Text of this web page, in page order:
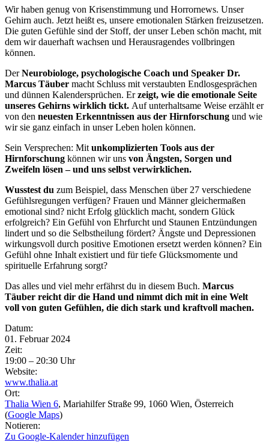
Wir haben genug von Krisenstimmung und Horrornews. Unser
Gehirn auch. Jetzt heißt es, unsere emotionalen Stärken freizusetzen.
Die guten Gefühle sind der Stoff, der unser Leben schön macht, mit
dem wir dauerhaft wachsen und Herausragendes vollbringen
können.
DerNeurobiologe, psychologische Coach und Speaker Dr.
Marcus Täuber macht Schluss mit verstaubten Endlosgesprächen
und dünnen Kalendersprüchen. Erzeigt, wie die emotionale Seite
unseres Gehirns wirklich tickt. Auf unterhaltsame Weise erzählt er
von den neuesten Erkenntnissen aus der Hirnforschung und wie
wir sie ganz einfach in unser Leben holen können.
Sein Versprechen: Mit unkomplizierten Tools aus der
Hirnforschung können wir uns von Ängsten, Sorgen und
Zweifeln lösen – und uns selbst verwirklichen.
Wusstest du zum Beispiel, dass Menschen über 27 verschiedene
Gefühlsregungen verfügen? Frauen und Männer gleichermaßen
emotional sind? nicht Erfolg glücklich macht, sondern Glück
erfolgreich? Ein Gefühl von Ehrfurcht und Staunen Entzündungen
lindert und so die Selbstheilung fördert? Ängste und Depressionen
wirkungsvoll durch positive Emotionen ersetzt werden können? Ein
Gefühl ohne Inhalt existiert und für tiefe Glücksmomente und
spirituelle Erfahrung sorgt?
Das alles und viel mehr erfährst du in diesem Buch. Marcus
Täuber reicht dir die Hand und nimmt dich mit in eine Welt
voll von guten Gefühlen, die dich stark und kraftvoll machen.
Eventdetails
Datum:
01. Februar 2024
Zeit:
19:00 – 20:30 Uhr
Website:
www.thalia.at
Ort:
Thalia Wien 6, Mariahilfer Straße 99, 1060 Wien, Österreich
(Google Maps)
Notieren:
Zu Google-Kalender hinzufügen